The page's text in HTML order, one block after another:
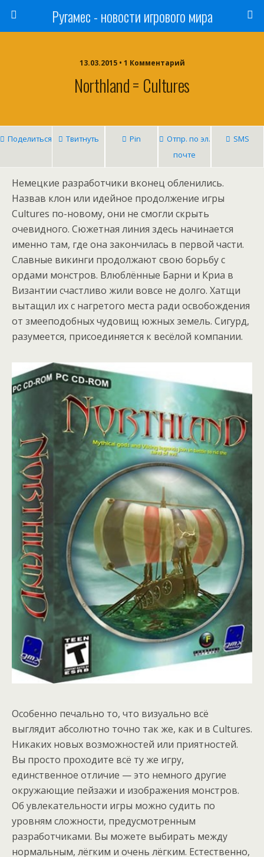
Ругамес - новости игрового мира
13.03.2015 • 1 Комментарий
Northland = Cultures
Поделиться Твитнуть Pin
Отпр. по эл.
почте
SMS
Немецкие разработчики вконец обленились.
Назвав клон или идейное продолжение игры
Cultures по-новому, они не смогли скрыть
очевидного. Сюжетная линия здесь начинается
именно там, где она закончилась в первой части.
Славные викинги продолжают свою борьбу с
ордами монстров. Влюблённые Барни и Криа в
Византии счастливо жили вовсе не долго. Хатщи
вытащил их с нагретого места ради освобождения
от змееподобных чудовищ южных земель. Сигурд,
разумеется, присоединяется к весёлой компании.
Особенно печально то, что визуально всё
выглядит абсолютно точно так же, как и в Cultures.
Никаких новых возможностей или приятностей.
Вы просто проходите всё ту же игру,
единственное отличие — это немного другие
окружающие пейзажи и изображения монстров.
Об увлекательности игры можно судить по
уровням сложности, предусмотренным
разработчиками. Вы можете выбирать между
нормальным, лёгким и очень лёгким. Естественно,